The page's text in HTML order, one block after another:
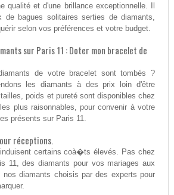
qualité et d'une brillance exceptionnelle. Il
de bagues solitaires serties de diamants,
selon vos préférences et votre budget.
sur Paris 11 : Doter mon bracelet de
de votre bracelet sont tombés ?
les diamants à des prix loin d'être
poids et pureté sont disponibles chez
plus raisonnables, pour convenir à votre
présents sur Paris 11.
réceptions.
certains coà�ts élevés. Pas chez
11, des diamants pour vos mariages aux
nos diamants choisis par des experts pour